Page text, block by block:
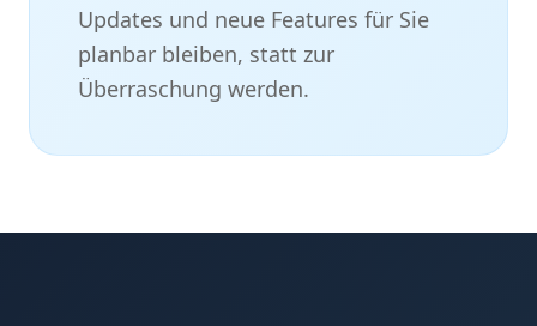
Updates und neue Features für Sie
planbar bleiben, statt zur
Überraschung werden.